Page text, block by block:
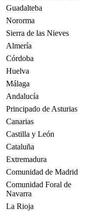
Guadalteba
Nororma
Sierra de las Nieves
Almería
Córdoba
Huelva
Málaga
Andalucía
Principado de Asturias
Canarias
Castilla y León
Cataluña
Extremadura
Comunidad de Madrid
Comunidad Foral de
Navarra
La Rioja